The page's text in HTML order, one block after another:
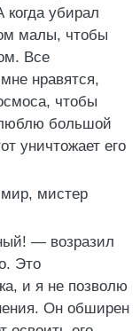
когда убирал
малы, чтобы
Все
нравятся,
чтобы
большой
уничтожает его
мистер
— возразил
Это
и я не позволю
Он обширен